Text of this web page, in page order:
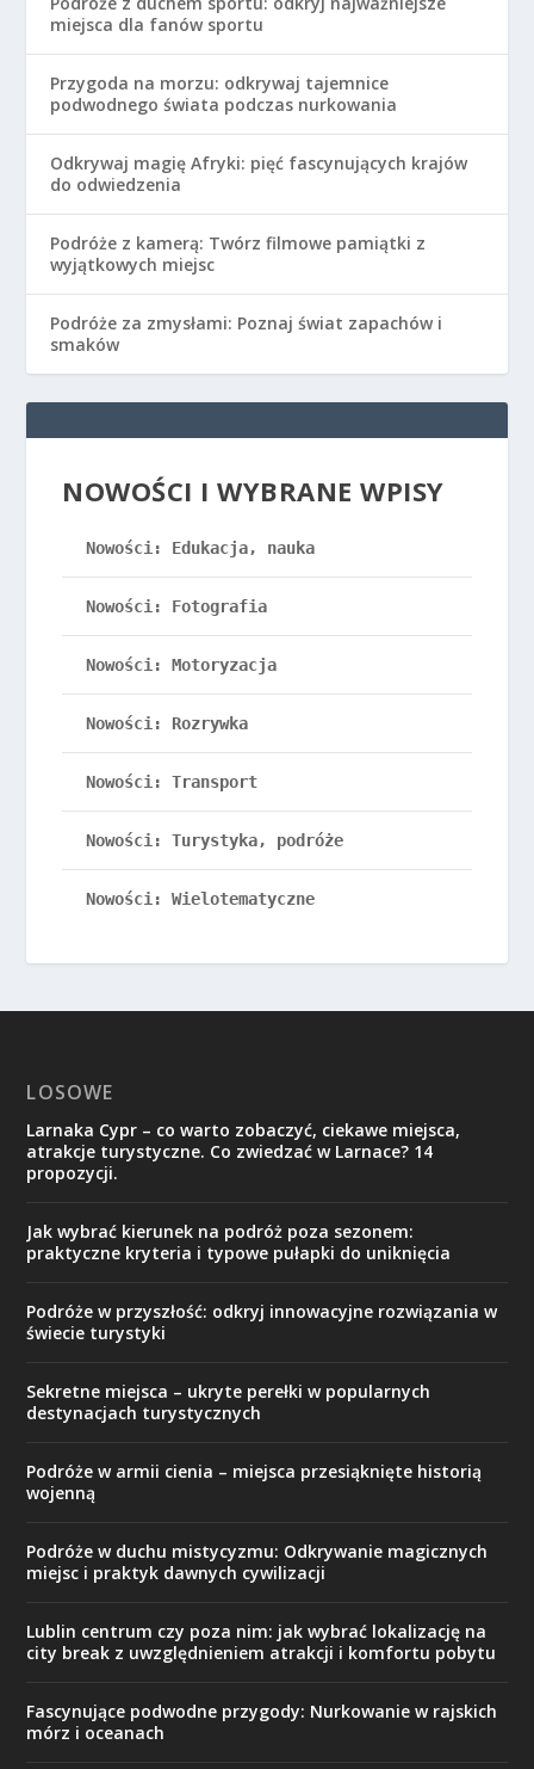
miejsca dla fanów sportu
Przygoda na morzu: odkrywaj tajemnice
podwodnego świata podczas nurkowania
Odkrywaj magię Afryki: pięć fascynujących krajów
do odwiedzenia
Podróże z kamerą: Twórz filmowe pamiątki z
wyjątkowych miejsc
Podróże za zmysłami: Poznaj świat zapachów i
smaków
NOWOŚCI I WYBRANE WPISY
Nowości: Edukacja, nauka
Nowości: Fotografia
Nowości: Motoryzacja
Nowości: Rozrywka
Nowości: Transport
Nowości: Turystyka, podróże
Nowości: Wielotematyczne
LOSOWE
Larnaka Cypr – co warto zobaczyć, ciekawe miejsca,
atrakcje turystyczne. Co zwiedzać w Larnace? 14
propozycji.
Jak wybrać kierunek na podróż poza sezonem:
praktyczne kryteria i typowe pułapki do uniknięcia
Podróże w przyszłość: odkryj innowacyjne rozwiązania w
świecie turystyki
Sekretne miejsca – ukryte perełki w popularnych
destynacjach turystycznych
Podróże w armii cienia – miejsca przesiąknięte historią
wojenną
Podróże w duchu mistycyzmu: Odkrywanie magicznych
miejsc i praktyk dawnych cywilizacji
Lublin centrum czy poza nim: jak wybrać lokalizację na
city break z uwzględnieniem atrakcji i komfortu pobytu
Fascynujące podwodne przygody: Nurkowanie w rajskich
mórz i oceanach